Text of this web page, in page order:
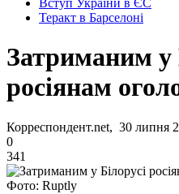
Вступ України в ЄС
Теракт в Барселоні
Затриманим у
росіянам
Корреспондент.net, 30 липня
0
341
Фото: Ruptly